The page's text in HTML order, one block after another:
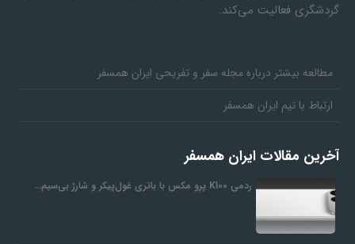
گردشگری فعالیت می‌کند.
مطالعه بیشتر درباره مجله سفر و تفریحی ایران همسفر
ارتباط با تیم ایران همسفر
آخرین مقالات ایران همسفر
ردمی K100 پرو مکس با باتری غول‌پیکر و شارژ بی‌سیم…